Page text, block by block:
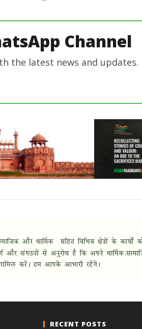
Channel
the latest news and updates.
RECENT POSTS